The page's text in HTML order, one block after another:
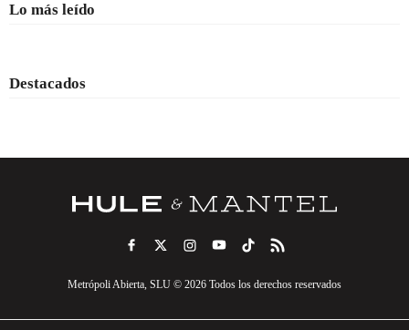
Lo más leído
Destacados
Metrópoli Abierta, SLU © 2026 Todos los derechos reservados